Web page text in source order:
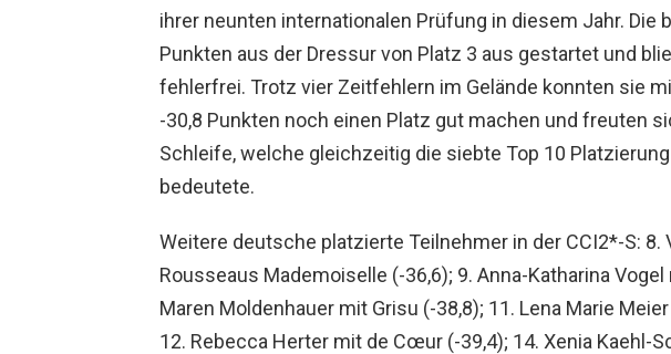
ihrer neunten internationalen Prüfung in diesem Jahr. Die
Punkten aus der Dressur von Platz 3 aus gestartet und
fehlerfrei. Trotz vier Zeitfehlern im Gelände konnten sie
-30,8 Punkten noch einen Platz gut machen und freuten
Schleife, welche gleichzeitig die siebte Top 10
bedeutete.
Weitere deutsche platzierte Teilnehmer in der CCI2*-S: 8.
Rousseaus Mademoiselle (-36,6); 9. Anna-Katharina Vogel
Maren Moldenhauer mit Grisu (-38,8); 11. Lena Marie
12. Rebecca Herter mit de Cœur (-39,4); 14. Xenia Kaehl-